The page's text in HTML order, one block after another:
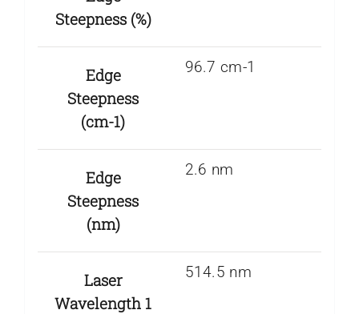
Steepness (%)
Edge
Steepness
(cm-1)
96.7 cm-1
Edge
Steepness
(nm)
2.6 nm
Laser
Wavelength 1
514.5 nm